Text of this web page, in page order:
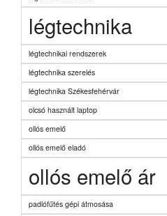
légtechnika
légtechnikai rendszerek
légtechnika szerelés
légtechnika Székesfehérvár
olcsó használt laptop
ollós emelő
ollós emelő eladó
ollós emelő ár
padlófűtés gépi átmosása